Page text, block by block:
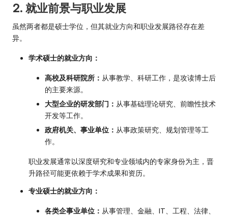
2. 就业前景与职业发展
虽然两者都是硕士学位，但其就业方向和职业发展路径存在差
异。
学术硕士的就业方向：
高校及科研院所： 从事教学、科研工作，是攻读博士后
的主要来源。
大型企业的研发部门： 从事基础理论研究、前瞻性技术
开发等工作。
政府机关、事业单位： 从事政策研究、规划管理等工
作。
职业发展通常以深度研究和专业领域内的专家身份为主，晋
升路径可能更依赖于学术成果和资历。
专业硕士的就业方向：
各类企事业单位： 从事管理、金融、IT、工程、法律、